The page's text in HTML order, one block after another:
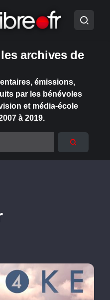
archives de
émissions,
par les bénévoles
et média-école
à 2019.